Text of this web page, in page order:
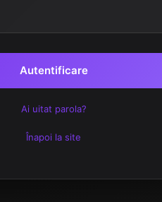
Autentificare
Ai uitat parola?
Înapoi la site